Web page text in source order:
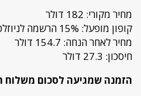
מחיר מקורי: 182 דולר
קופון מופעל: 15% הרשמה לניוזלטר
מחיר לאחר הנחה: 154.7 דולר
חיסכון: 27.3 דולר
הזמנה שמגיעה לסכום משלוח